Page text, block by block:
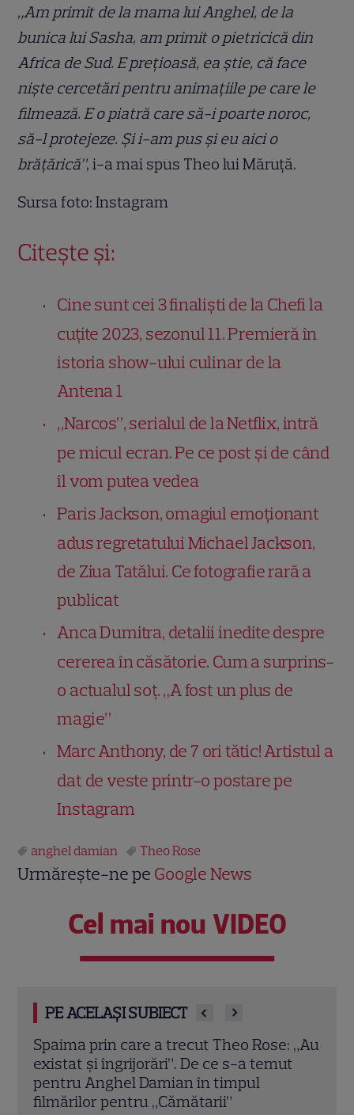
„Am primit de la mama lui Anghel, de la
bunica lui Sasha, am primit o pietricică din
Africa de Sud. E prețioasă, ea știe, că face
niște cercetări pentru animațiile pe care le
filmează. E o piatră care să-i poarte noroc,
să-l protejeze. Și i-am pus și eu aici o
brățărică”, i-a mai spus Theo lui Măruță.
Sursa foto: Instagram
Citește și:
Cine sunt cei 3 finaliști de la Chefi la
cuțite 2023, sezonul 11. Premieră în
istoria show-ului culinar de la
Antena 1
„Narcos”, serialul de la Netflix, intră
pe micul ecran. Pe ce post și de când
îl vom putea vedea
Paris Jackson, omagiul emoționant
adus regretatului Michael Jackson,
de Ziua Tatălui. Ce fotografie rară a
publicat
Anca Dumitra, detalii inedite despre
cererea în căsătorie. Cum a surprins-
o actualul soț. „A fost un plus de
magie”
Marc Anthony, de 7 ori tătic! Artistul a
dat de veste printr-o postare pe
Instagram
anghel damian Theo Rose
Urmărește-ne pe Google News
Cel mai nou VIDEO
PE ACELAȘI SUBIECT
Câți bani au primit, de fapt, Nuțu și Sile
Cămătaru pentru serialul de pe VOYO și
PRO TV? Anghel Damian a dezvăluit
suma incredibilă